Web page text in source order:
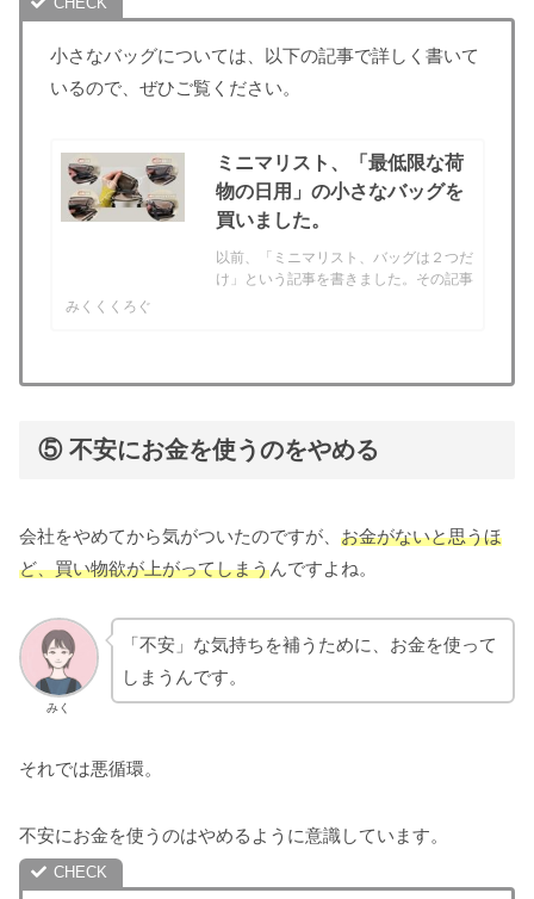
小さなバッグについては、以下の記事で詳しく書いて
いるので、ぜひご覧ください。
ミニマリスト、「最低限な荷
物の日用」の小さなバッグを
買いました。
以前、「ミニマリスト、バッグは２つだ
け」という記事を書きました。その記事
つけた「最低限な荷物の日...
みくくくろぐ
⑤ 不安にお金を使うのをやめる
会社をやめてから気がついたのですが、 お金がないと思うほ
ど、買い物欲が上がってしまうんですよね。
みく
「不安」な気持ちを補うために、お金を使って
しまうんです。
それでは悪循環。
不安にお金を使うのはやめるように意識しています。